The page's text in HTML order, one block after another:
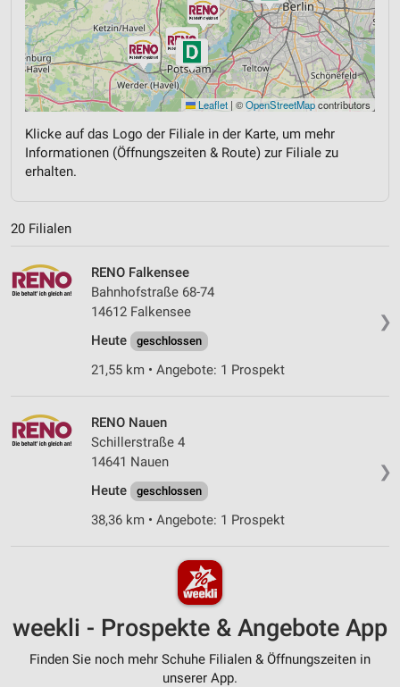
Leaflet | ©OpenStreetMapcontributors
Klicke auf das Logo der Filiale in der Karte, um mehr
Informationen (Öffnungszeiten & Route) zur Filiale zu
erhalten.
20 Filialen
❯
RENO Falkensee
Bahnhofstraße 68-74
14612 Falkensee
Heute
geschlossen
21,55 km • Angebote: 1 Prospekt
❯
RENO Nauen
Schillerstraße 4
14641 Nauen
Heute
geschlossen
38,36 km • Angebote: 1 Prospekt
weekli - Prospekte & Angebote App
Finden Sie noch mehr Schuhe Filialen & Öffnungszeiten in
unserer App.